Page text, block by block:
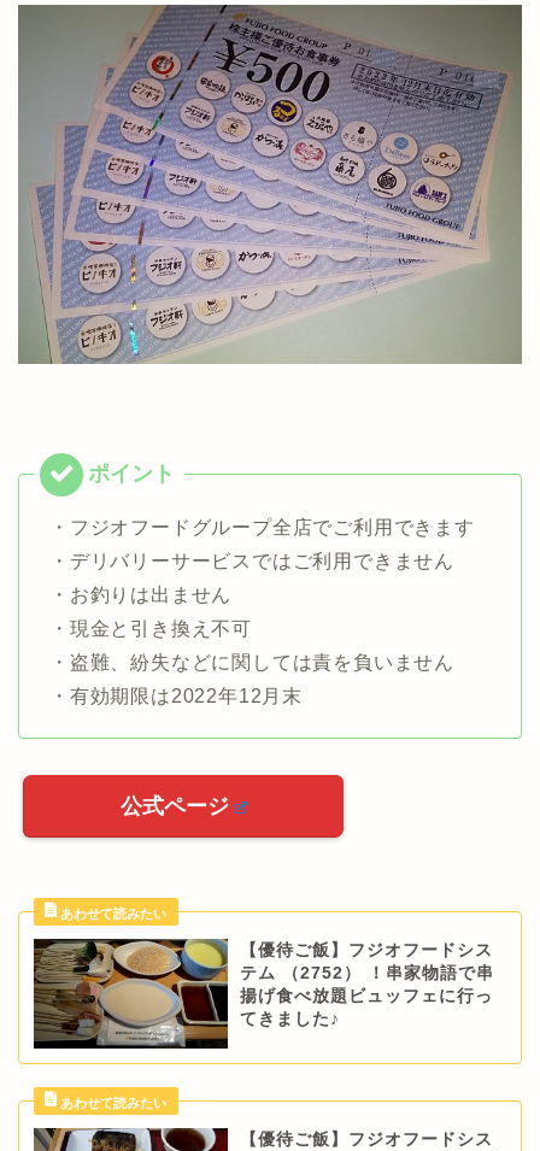
・フジオフードグループ全店でご利用できます
・デリバリーサービスではご利用できません
・お釣りは出ません
・現金と引き換え不可
・盗難、紛失などに関しては責を負いません
・有効期限は2022年12月末
公式ページ
【優待ご飯】フジオフードシス
テム （2752） ！串家物語で串
揚げ食べ放題ビュッフェに行っ
てきました♪
【優待ご飯】フジオフードシス